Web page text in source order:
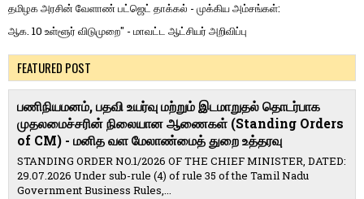
தமிழக அரசின் வேளாண் பட்ஜெட் தாக்கல் - முக்கிய அம்சங்கள்:
ஆக. 10 உள்ளூர் விடுமுறை" - மாவட்ட ஆட்சியர் அறிவிப்பு
FEATURED POST
பணிநியமனம், பதவி உயர்வு மற்றும் இடமாறுதல் தொடர்பாக
முதலமைச்சரின் நிலையான ஆணைகள் (Standing Orders
of CM) - மனித வள மேலாண்மைத் துறை உத்தரவு
STANDING ORDER NO.1/2026 OF THE CHIEF MINISTER, DATED:
29.07.2026 Under sub-rule (4) of rule 35 of the Tamil Nadu
Government Business Rules,...